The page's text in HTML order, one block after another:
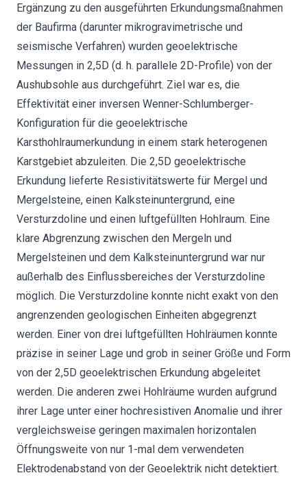
Ergänzung zu den ausgeführten Erkundungsmaßnahmen
der Baufirma (darunter mikrogravimetrische und
seismische Verfahren) wurden geoelektrische
Messungen in 2,5D (d. h. parallele 2D-Profile) von der
Aushubsohle aus durchgeführt. Ziel war es, die
Effektivität einer inversen Wenner-Schlumberger-
Konfiguration für die geoelektrische
Karsthohlraumerkundung in einem stark heterogenen
Karstgebiet abzuleiten. Die 2,5D geoelektrische
Erkundung lieferte Resistivitätswerte für Mergel und
Mergelsteine, einen Kalksteinuntergrund, eine
Versturzdoline und einen luftgefüllten Hohlraum. Eine
klare Abgrenzung zwischen den Mergeln und
Mergelsteinen und dem Kalksteinuntergrund war nur
außerhalb des Einflussbereiches der Versturzdoline
möglich. Die Versturzdoline konnte nicht exakt von den
angrenzenden geologischen Einheiten abgegrenzt
werden. Einer von drei luftgefüllten Hohlräumen konnte
präzise in seiner Lage und grob in seiner Größe und Form
von der 2,5D geoelektrischen Erkundung abgeleitet
werden. Die anderen zwei Hohlräume wurden aufgrund
ihrer Lage unter einer hochresistiven Anomalie und ihrer
vergleichsweise geringen maximalen horizontalen
Öffnungsweite von nur 1-mal dem verwendeten
Elektrodenabstand von der Geoelektrik nicht detektiert.